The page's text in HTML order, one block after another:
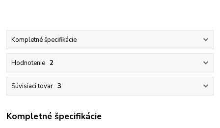
Kompletné špecifikácie
Hodnotenie 2
Súvisiaci tovar 3
Kompletné špecifikácie